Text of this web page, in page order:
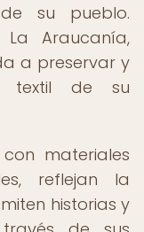
su pueblo.
Araucanía,
a preservar y
textil de su
materiales
reflejan la
historias y